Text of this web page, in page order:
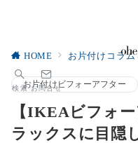
検索 お問合せ
HOME お片付けコラム
お片付けビフォーアフター
【IKEAビフォ
ラックスに目隠